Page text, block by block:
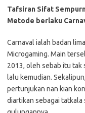
Tafsiran Sifat
Metode berlaku
Carnaval ialah badan
Microgaming. Main
2013, oleh sebab itu tak
lalu kemudian.
pertunjukan nan kian
diartikan sebagai